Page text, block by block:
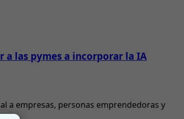
a las pymes a incorporar la IA
a empresas, personas emprendedoras y